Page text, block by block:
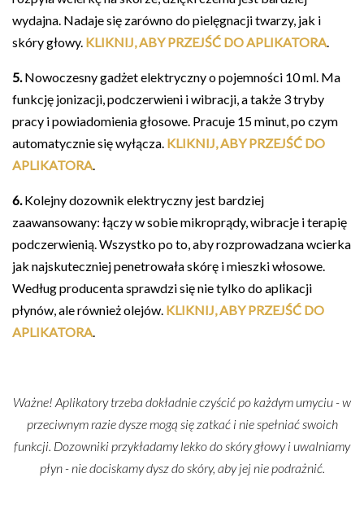
wydajna. Nadaje się zarówno do pielęgnacji twarzy, jak i
skóry głowy. KLIKNIJ, ABY PRZEJŚĆ DO APLIKATORA.
5.Nowoczesny gadżet elektryczny o pojemności 10 ml. Ma
funkcję jonizacji, podczerwieni i wibracji, a także 3 tryby
pracy i powiadomienia głosowe. Pracuje 15 minut, po czym
automatycznie się wyłącza. KLIKNIJ, ABY PRZEJŚĆ DO
APLIKATORA.
6.Kolejny dozownik elektryczny jest bardziej
zaawansowany: łączy w sobie mikroprądy, wibracje i terapię
podczerwienią. Wszystko po to, aby rozprowadzana wcierka
jak najskuteczniej penetrowała skórę i mieszki włosowe.
Według producenta sprawdzi się nie tylko do aplikacji
płynów, ale również olejów. KLIKNIJ, ABY PRZEJŚĆ DO
APLIKATORA.
Ważne! Aplikatory trzeba dokładnie czyścić po każdym umyciu - w
przeciwnym razie dysze mogą się zatkać i nie spełniać swoich
funkcji. Dozowniki przykładamy lekko do skóry głowy i uwalniamy
płyn - nie dociskamy dysz do skóry, aby jej nie podrażnić.